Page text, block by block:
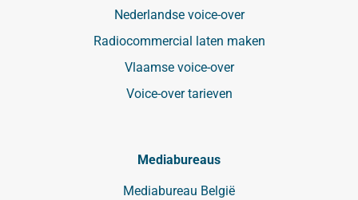
Nederlandse voice-over
Radiocommercial laten maken
Vlaamse voice-over
Voice-over tarieven
Mediabureaus
Mediabureau België